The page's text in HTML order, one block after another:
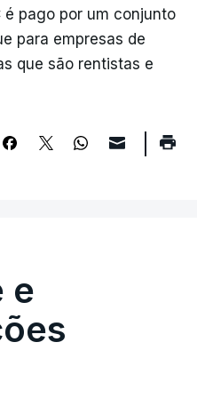
é pago por um conjunto
para empresas de
que são rentistas e
e